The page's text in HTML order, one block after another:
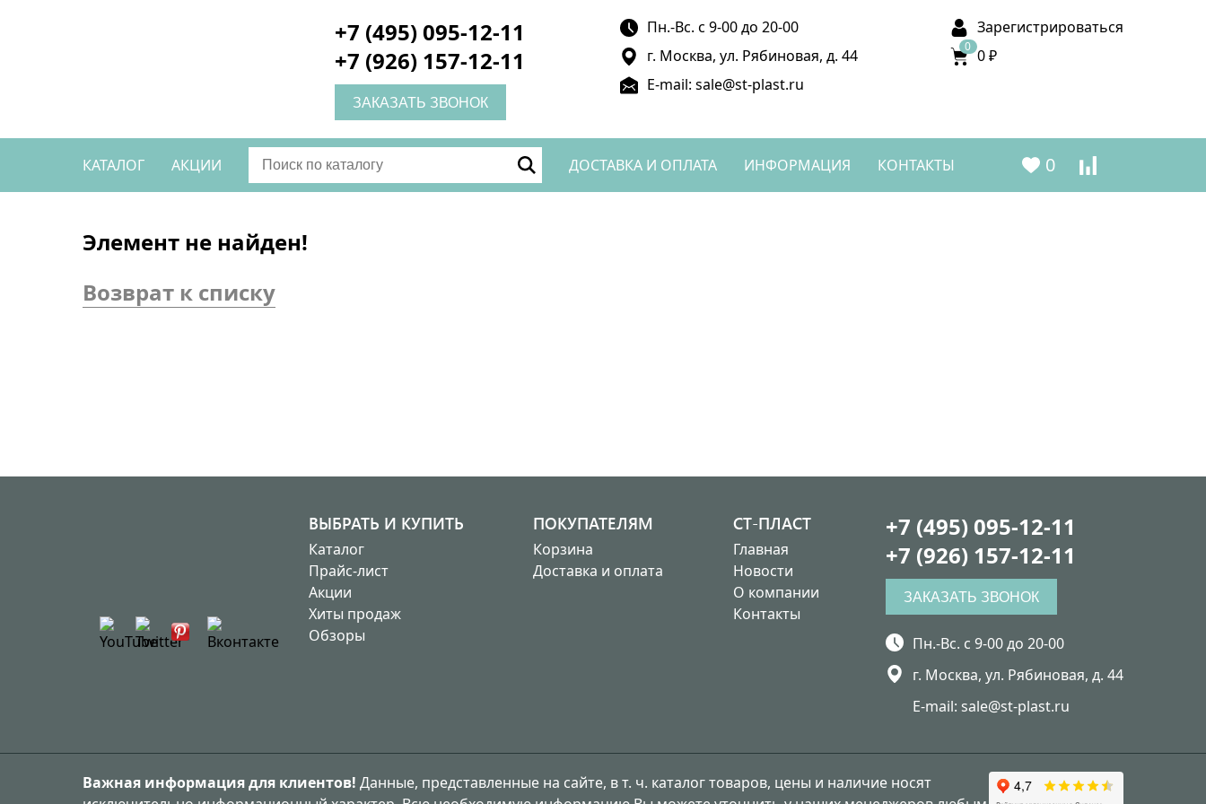
+7 (495) 095-12-11
+7 (926) 157-12-11
ЗАКАЗАТЬ ЗВОНОК
Пн.-Вс. с 9-00 до 20-00
г. Москва, ул. Рябиновая, д. 44
E-mail: sale@st-plast.ru
Зарегистрироваться
0 0 ₽
КАТАЛОГ АКЦИИ ДОСТАВКА И ОПЛАТА ИНФОРМАЦИЯ КОНТАКТЫ 0
Элемент не найден!
Возврат к списку
ВЫБРАТЬ И КУПИТЬ
Каталог
Прайс-лист
Акции
Хиты продаж
Обзоры
ПОКУПАТЕЛЯМ
Корзина
Доставка и оплата
СТ-ПЛАСТ
Главная
Новости
О компании
Контакты
+7 (495) 095-12-11
+7 (926) 157-12-11
ЗАКАЗАТЬ ЗВОНОК
Пн.-Вс. с 9-00 до 20-00
г. Москва, ул. Рябиновая, д. 44
E-mail: sale@st-plast.ru
Важная информация для клиентов! Данные, представленные на сайте, в т. ч. каталог товаров, цены и наличие носят